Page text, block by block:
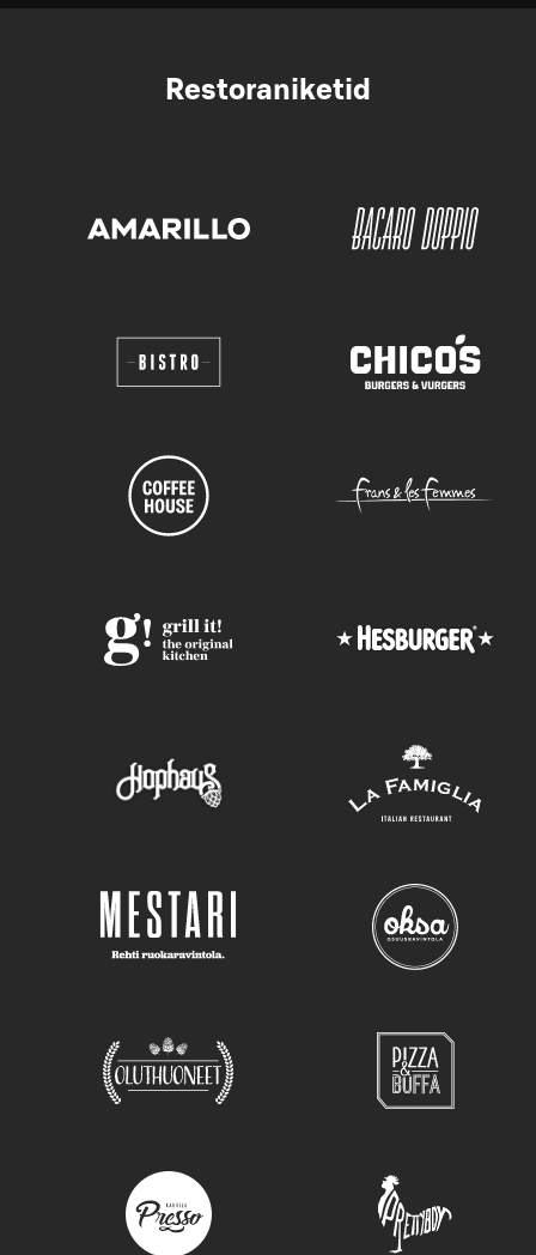
Restoraniketid